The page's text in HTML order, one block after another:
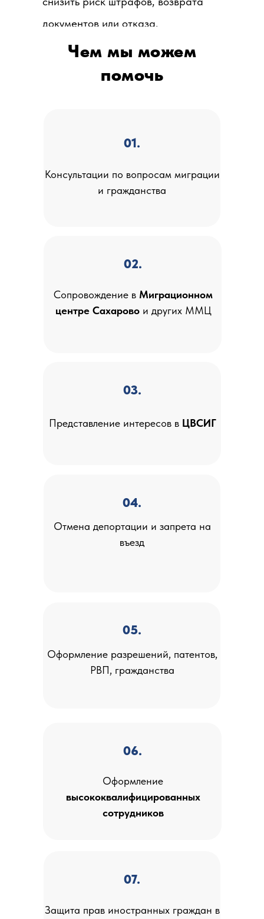
документов или отказа.
Чем мы можем
помочь
01.
Консультации по вопросам миграции
и гражданства
02.
Сопровождение в Миграционном
центре Сахаровои других ММЦ
03.
Представление интересов в ЦВСИГ
04.
Отмена депортации и запрета на
въезд
05.
Оформление разрешений, патентов,
РВП, гражданства
06.
Оформление
высококвалифицированных
сотрудников
07.
Защита прав иностранных граждан в